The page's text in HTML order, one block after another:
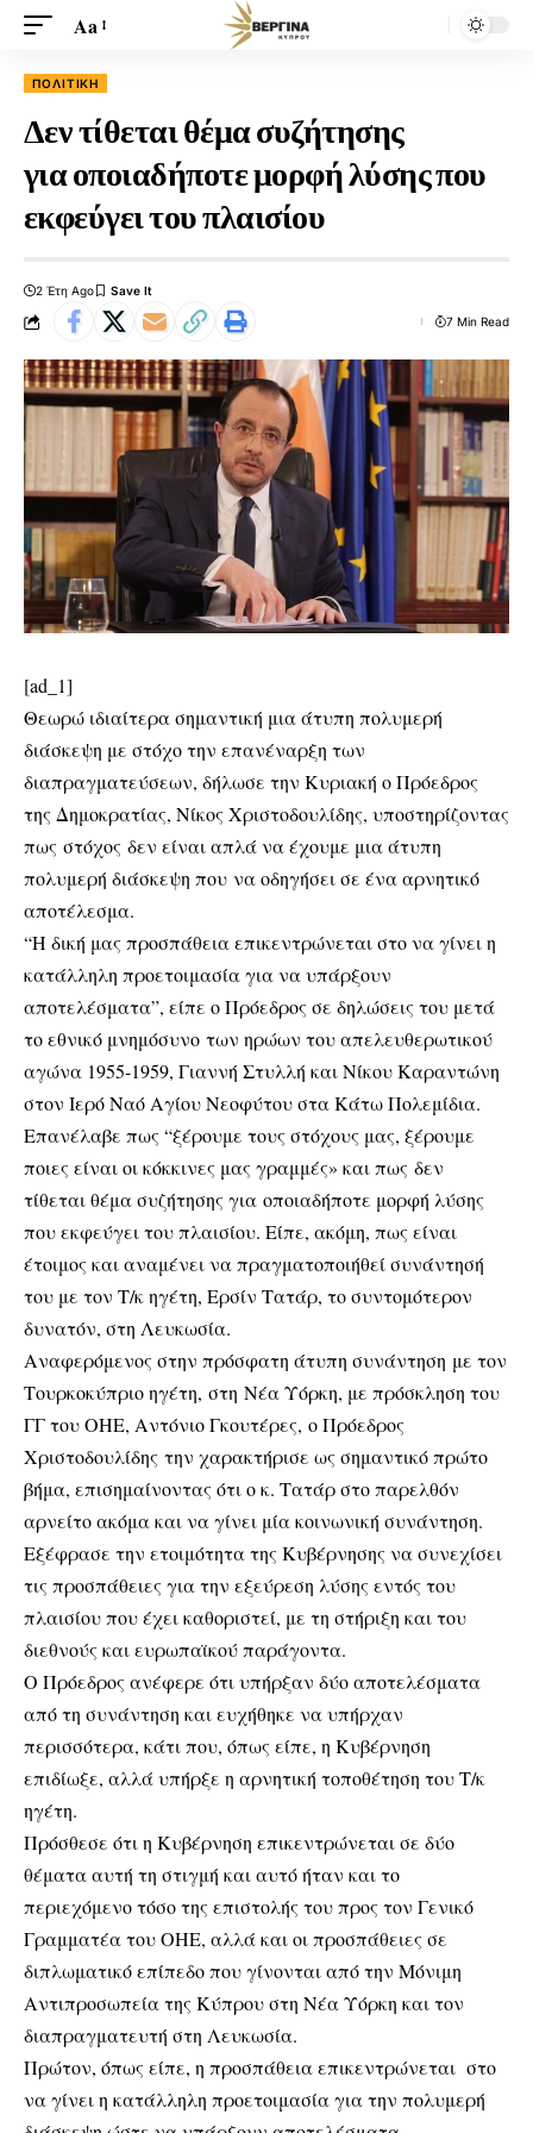
Aa
ΠΟΛΙΤΙΚΉ
Δεν τίθεται θέμα συζήτησης
για οποιαδήποτε μορφή λύσης που
εκφεύγει του πλαισίου
2 Έτη Ago
7 Min Read
[ad_1]
Θεωρώ ιδιαίτερα σημαντική μια άτυπη πολυμερή
διάσκεψη με στόχο την επανέναρξη των
διαπραγματεύσεων, δήλωσε την Κυριακή ο Πρόεδρος
της Δημοκρατίας, Νίκος Χριστοδουλίδης, υποστηρίζοντας
πως στόχος δεν είναι απλά να έχουμε μια άτυπη
πολυμερή διάσκεψη που να οδηγήσει σε ένα αρνητικό
αποτέλεσμα.
“Η δική μας προσπάθεια επικεντρώνεται στο να γίνει η
κατάλληλη προετοιμασία για να υπάρξουν
αποτελέσματα”, είπε ο Πρόεδρος σε δηλώσεις του μετά
το εθνικό μνημόσυνο των ηρώων του απελευθερωτικού
αγώνα 1955-1959, Γιαννή Στυλλή και Νίκου Καραντώνη
στον Ιερό Ναό Αγίου Νεοφύτου στα Κάτω Πολεμίδια.
Επανέλαβε πως “ξέρουμε τους στόχους μας, ξέρουμε
ποιες είναι οι κόκκινες μας γραμμές» και πως δεν
τίθεται θέμα συζήτησης για οποιαδήποτε μορφή λύσης
που εκφεύγει του πλαισίου. Είπε, ακόμη, πως είναι
έτοιμος και αναμένει να πραγματοποιήθεί συνάντησή
του με τον Τ/κ ηγέτη, Ερσίν Τατάρ, το συντομότερον
δυνατόν, στη Λευκωσία.
Αναφερόμενος στην πρόσφατη άτυπη συνάντηση με τον
Τουρκοκύπριο ηγέτη, στη Νέα Υόρκη, με πρόσκληση του
ΓΓ του ΟΗΕ, Αντόνιο Γκουτέρες, ο Πρόεδρος
Χριστοδουλίδης την χαρακτήρισε ως σημαντικό πρώτο
βήμα, επισημαίνοντας ότι ο κ. Τατάρ στο παρελθόν
αρνείτο ακόμα και να γίνει μία κοινωνική συνάντηση.
Εξέφρασε την ετοιμότητα της Κυβέρνησης να συνεχίσει
τις προσπάθειες για την εξεύρεση λύσης εντός του
πλαισίου που έχει καθοριστεί, με τη στήριξη και του
διεθνούς και ευρωπαϊκού παράγοντα.
Ο Πρόεδρος ανέφερε ότι υπήρξαν δύο αποτελέσματα
από τη συνάντηση και ευχήθηκε να υπήρχαν
περισσότερα, κάτι που, όπως είπε, η Κυβέρνηση
επιδίωξε, αλλά υπήρξε η αρνητική τοποθέτηση του Τ/κ
ηγέτη.
Πρόσθεσε ότι η Κυβέρνηση επικεντρώνεται σε δύο
θέματα αυτή τη στιγμή και αυτό ήταν και το
περιεχόμενο τόσο της επιστολής του προς τον Γενικό
Γραμματέα του ΟΗΕ, αλλά και οι προσπάθειες σε
διπλωματικό επίπεδο που γίνονται από την Μόνιμη
Αντιπροσωπεία της Κύπρου στη Νέα Υόρκη και τον
διαπραγματευτή στη Λευκωσία.
Πρώτον, όπως είπε, η προσπάθεια επικεντρώνεται στο
να γίνει η κατάλληλη προετοιμασία για την πολυμερή